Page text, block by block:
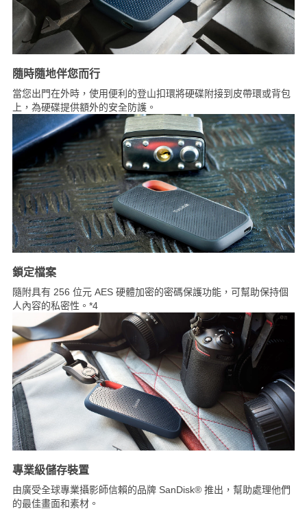
隨時隨地伴您而行
當您出門在外時，使用便利的登山扣環將硬碟附接到皮帶環或背包
上，為硬碟提供額外的安全防護。
鎖定檔案
隨附具有 256 位元 AES 硬體加密的密碼保護功能，可幫助保持個
人內容的私密性。*4
專業級儲存裝置
由廣受全球專業攝影師信賴的品牌 SanDisk® 推出，幫助處理他們
的最佳畫面和素材。